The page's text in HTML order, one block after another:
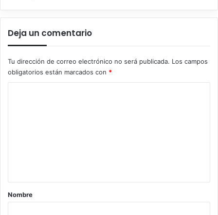
Deja un comentario
Tu dirección de correo electrónico no será publicada. Los campos
obligatorios están marcados con *
rNombre